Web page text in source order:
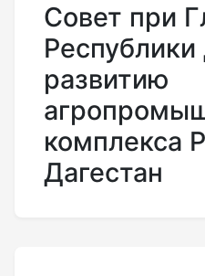
Совет при
Республики
развитию
комплекса
Дагестан